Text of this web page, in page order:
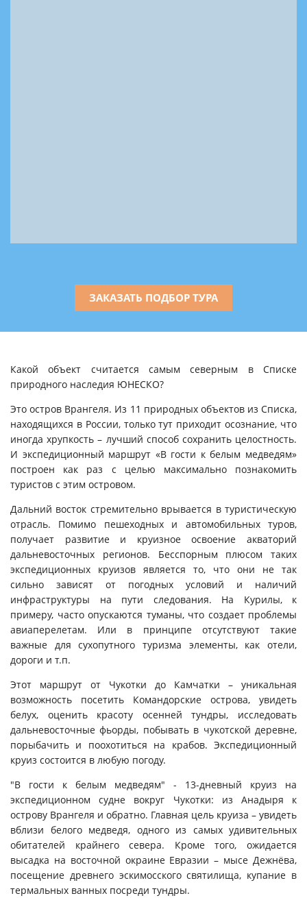
ЗАКАЗАТЬ ПОДБОР ТУРА
Какой объект считается самым северным в Списке
природного наследия ЮНЕСКО?
Это остров Врангеля. Из 11 природных объектов из Списка,
находящихся в России, только тут приходит осознание, что
иногда хрупкость – лучший способ сохранить целостность.
И экспедиционный маршрут «В гости к белым медведям»
построен как раз с целью максимально познакомить
туристов с этим островом.
Дальний восток стремительно врывается в туристическую
отрасль. Помимо пешеходных и автомобильных туров,
получает развитие и круизное освоение акваторий
дальневосточных регионов. Бесспорным плюсом таких
экспедиционных круизов является то, что они не так
сильно зависят от погодных условий и наличий
инфраструктуры на пути следования. На Курилы, к
примеру, часто опускаются туманы, что создает проблемы
авиаперелетам. Или в принципе отсутствуют такие
важные для сухопутного туризма элементы, как отели,
дороги и т.п.
Этот маршрут от Чукотки до Камчатки – уникальная
возможность посетить Командорские острова, увидеть
белух, оценить красоту осенней тундры, исследовать
дальневосточные фьорды, побывать в чукотской деревне,
порыбачить и поохотиться на крабов. Экспедиционный
круиз состоится в любую погоду.
"В гости к белым медведям" - 13-дневный круиз на
экспедиционном судне вокруг Чукотки: из Анадыря к
острову Врангеля и обратно. Главная цель круиза – увидеть
вблизи белого медведя, одного из самых удивительных
обитателей крайнего севера. Кроме того, ожидается
высадка на восточной окраине Евразии – мысе Дежнёва,
посещение древнего эскимосского святилища, купание в
термальных ванных посреди тундры.